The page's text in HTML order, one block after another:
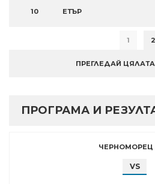
10 ЕТЪР
1 2
ПРЕГЛЕДАЙ
ПРОГРАМА И
ЧЕРНОМОРЕЦ
VS